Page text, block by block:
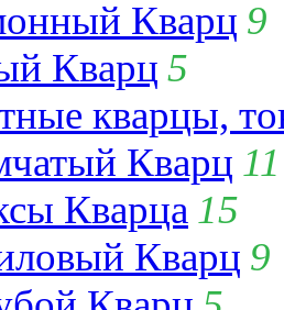
Кварц 9
Кварц 5
кварцы,
Кварц 11
Кварца 15
Кварц 9